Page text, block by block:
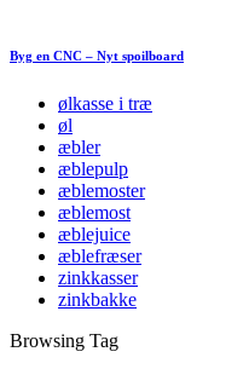
Byg en CNC – Nyt spoilboard
ølkasse i træ
øl
æbler
æblepulp
æblemoster
æblemost
æblejuice
æblefræser
zinkkasser
zinkbakke
Browsing Tag